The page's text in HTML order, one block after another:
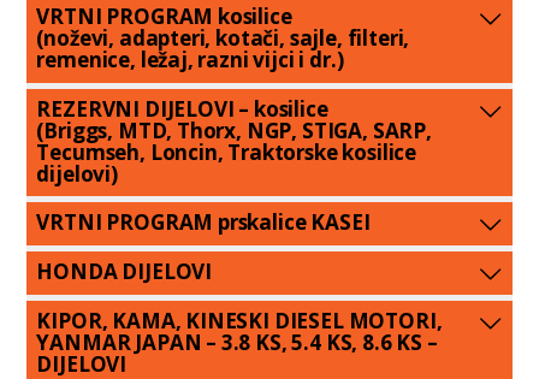
VRTNI PROGRAM kosilice
(noževi, adapteri, kotači, sajle, filteri,
remenice, ležaj, razni vijci i dr.)
REZERVNI DIJELOVI – kosilice
(Briggs, MTD, Thorx, NGP, STIGA, SARP,
Tecumseh, Loncin, Traktorske kosilice
dijelovi)
VRTNI PROGRAM prskalice KASEI
HONDA DIJELOVI
KIPOR, KAMA, KINESKI DIESEL MOTORI,
YANMAR JAPAN – 3.8 KS, 5.4 KS, 8.6 KS –
DIJELOVI